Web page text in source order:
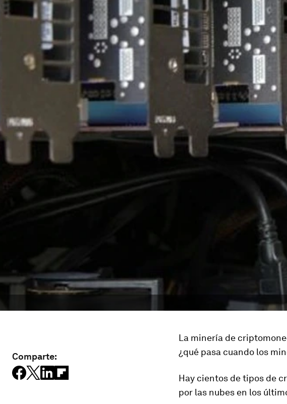
Comparte:
La minería de
¿qué pasa cuando los
Hay cientos de tipos de
por las nubes en los